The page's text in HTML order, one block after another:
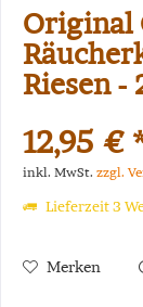
Original
Riesen -
12,95 €
inkl. MwSt. zzgl.
Lieferzeit 3
Merken